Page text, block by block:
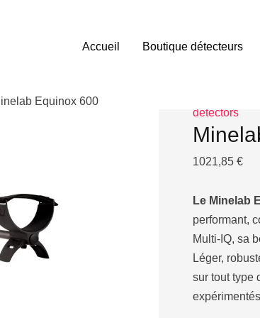
Accueil Boutique détecteurs
Equinox 600
detectors
1021,85 €
Le Minelab
performant,
Multi-IQ, sa
Léger,
sur tout type